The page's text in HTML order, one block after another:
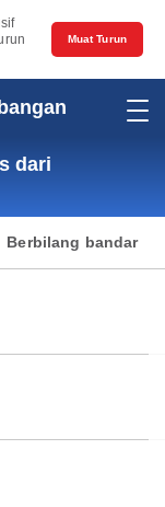
Muat Turun
dari
Berbilang bandar